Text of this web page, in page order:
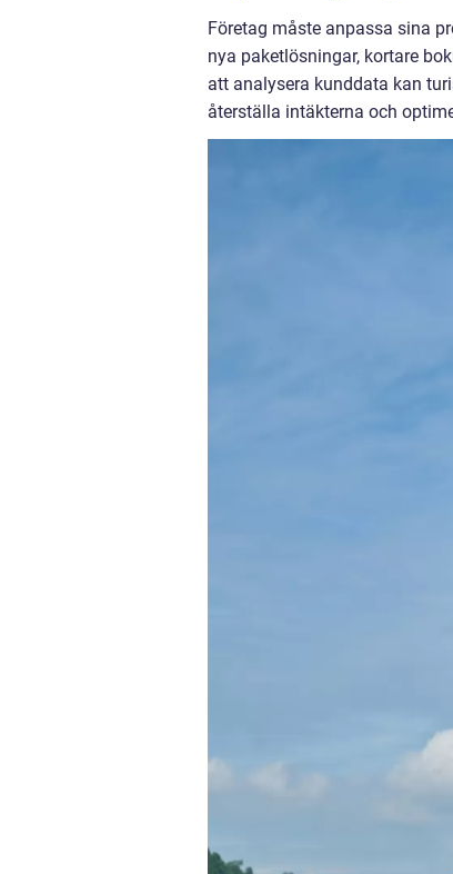
Företag måste anpassa sina
nya paketlösningar, kortare
att analysera kunddata kan
återställa intäkterna och